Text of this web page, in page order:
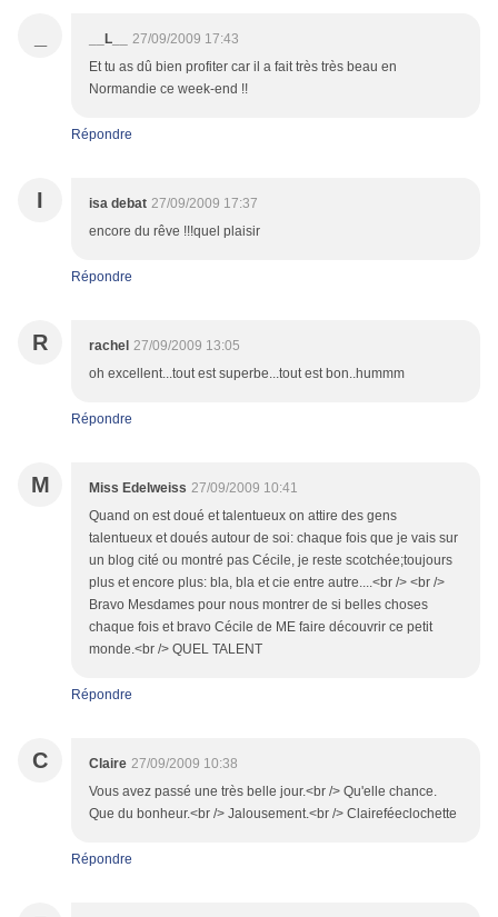
__L__
27/09/2009 17:43
Et tu as dû bien profiter car il a fait très très beau en
Normandie ce week-end !!
Répondre
I isa debat 27/09/2009 17:37
encore du rêve !!!quel plaisir
Répondre
R rachel 27/09/2009 13:05
oh excellent...tout est superbe...tout est bon..hummm
Répondre
M Miss Edelweiss 27/09/2009 10:41
Quand on est doué et talentueux on attire des gens
talentueux et doués autour de soi: chaque fois que je vais sur
un blog cité ou montré pas Cécile, je reste scotchée;toujours
plus et encore plus: bla, bla et cie entre autre....<br /> <br />
Bravo Mesdames pour nous montrer de si belles choses
chaque fois et bravo Cécile de ME faire découvrir ce petit
monde.<br /> QUEL TALENT
Répondre
C Claire 27/09/2009 10:38
Vous avez passé une très belle jour.<br /> Qu'elle chance.
Que du bonheur.<br /> Jalousement.<br /> Claireféeclochette
Répondre